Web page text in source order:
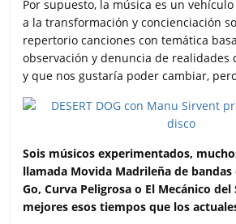
Por supuesto, la música es un
a la transformación y concienciación
repertorio canciones con temática
observación y denuncia de realidades
y que nos gustaría poder cambiar,
Sois músicos experimentados,
llamada Movida Madrileña de bandas
Go, Curva Peligrosa o El Mecánico del
mejores esos tiempos que los